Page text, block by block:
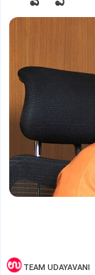
TEAM UDAYAVANI